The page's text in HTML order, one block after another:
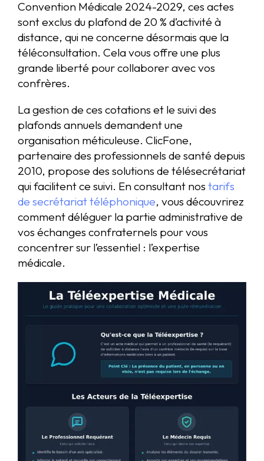
Convention Médicale 2024-2029, ces actes
sont exclus du plafond de 20 % d’activité à
distance, qui ne concerne désormais que la
téléconsultation. Cela vous offre une plus
grande liberté pour collaborer avec vos
confrères.
La gestion de ces cotations et le suivi des
plafonds annuels demandent une
organisation méticuleuse. ClicFone,
partenaire des professionnels de santé depuis
2010, propose des solutions de télésecrétariat
qui facilitent ce suivi. En consultant nos tarifs
de secrétariat téléphonique, vous découvrirez
comment déléguer la partie administrative de
vos échanges confraternels pour vous
concentrer sur l’essentiel : l’expertise
médicale.